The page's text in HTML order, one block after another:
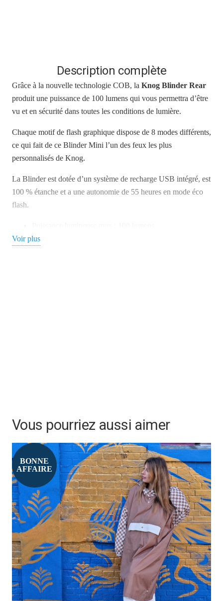
Description complète
Grâce à la nouvelle technologie COB, la Knog Blinder Rear
produit une puissance de 100 lumens qui vous permettra d’être
vu et en sécurité dans toutes les conditions de lumière.
Chaque motif de flash graphique dispose de 8 modes différents,
ce qui fait de ce Blinder Mini l’un des feux les plus
personnalisés de Knog.
La Blinder est dotée d’un système de recharge USB intégré, est
100 % étanche et a une autonomie de 55 heures en mode éco
flash.
Autonomie : jusqu’à 55 heures
Voir plus
Vous pourriez aussi aimer
BONNE
AFFAIRE